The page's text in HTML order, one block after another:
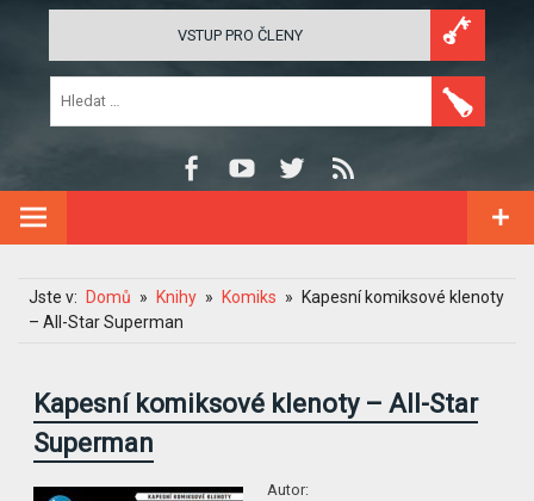
VSTUP PRO ČLENY
Jste v: Domů Knihy Komiks
Kapesní komiksové klenoty
– All-Star Superman
Kapesní komiksové klenoty – All-Star
Superman
Autor: